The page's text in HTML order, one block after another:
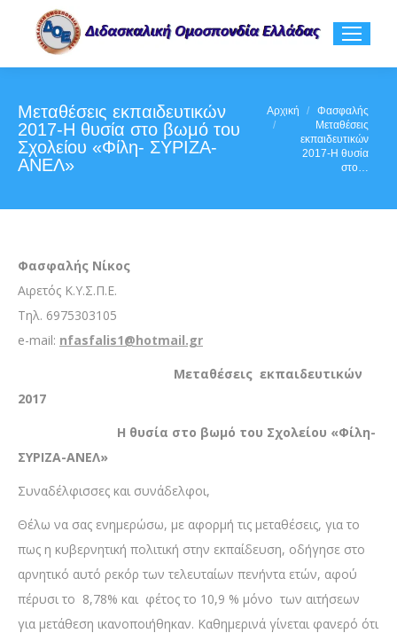
Μεταθέσεις εκπαιδευτικών
2017-Η θυσία στο βωμό του
Σχολείου «Φίλη- ΣΥΡΙΖΑ-
ΑΝΕΛ»
You are here:
Αρχική
Φασφαλής
Μεταθέσεις
εκπαιδευτικών
2017-Η θυσία
στο…
Φασφαλής Νίκος
Αιρετός Κ.Υ.Σ.Π.Ε.
Τηλ. 6975303105
e-mail: nfasfalis1@hotmail.gr
Μεταθέσεις εκπαιδευτικών
2017
Η θυσία στο βωμό του Σχολείου «Φίλη-
ΣΥΡΙΖΑ-ΑΝΕΛ»
Συναδέλφισσες και συνάδελφοι,
Θέλω να σας ενημερώσω, με αφορμή τις μεταθέσεις, για το
πως η κυβερνητική πολιτική στην εκπαίδευση, οδήγησε στο
αρνητικό αυτό ρεκόρ των τελευταίων πενήντα ετών, αφού
πέρυσι το 8,78% και φέτος το 10,9 % μόνο των αιτήσεων
για μετάθεση ικανοποιήθηκαν. Καθημερινά γίνεται φανερό ότι